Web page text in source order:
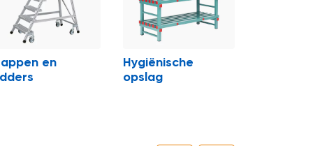
en
Hygiënische
opslag